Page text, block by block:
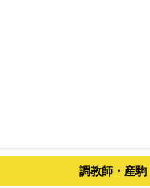
調教師・産駒